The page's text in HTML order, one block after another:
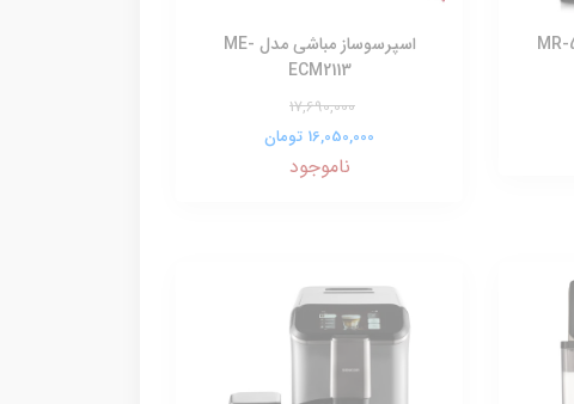
اسپرسوساز مباشی مدل ME-
ECM2113
17,690,000
16,050,000 تومان
ناموجود